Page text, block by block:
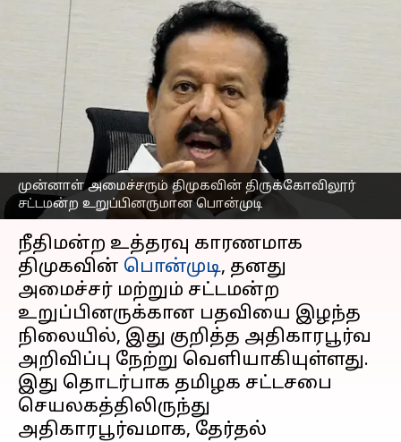
முன்னாள் அமைச்சரும் திமுகவின் திருக்கோவிலூர்
சட்டமன்ற உறுப்பினருமான பொன்முடி
பறிபோன பொன்முடியின்
MLA பதவி; விரைவில்
திருக்கோவிலூர்
தொகுதிக்கு
இடைத்தேர்தல்
எழுதியவர் Venkatalakshmi V Mar 06, 2024 11:12 am
செய்தி முன்னோட்டம்
நீதிமன்ற உத்தரவு காரணமாக
திமுகவின் பொன்முடி, தனது
அமைச்சர் மற்றும் சட்டமன்ற
உறுப்பினருக்கான பதவியை இழந்த
நிலையில், இது குறித்த அதிகாரபூர்வ
அறிவிப்பு நேற்று வெளியாகியுள்ளது.
இது தொடர்பாக தமிழக சட்டசபை
செயலகத்திலிருந்து
அதிகாரபூர்வமாக, தேர்தல்